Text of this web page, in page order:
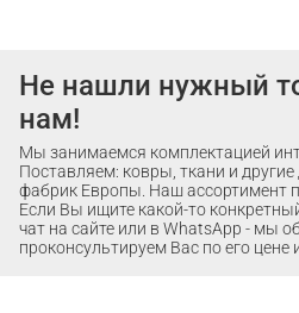
Не нашли нужный
нам!
Мы занимаемся комплектацией
Поставляем: ковры, ткани и
фабрик Европы. Наш ассортимент
Если Вы ищите какой-то
чат на сайте или в WhatsApp - мы
проконсультируем Вас по его цене